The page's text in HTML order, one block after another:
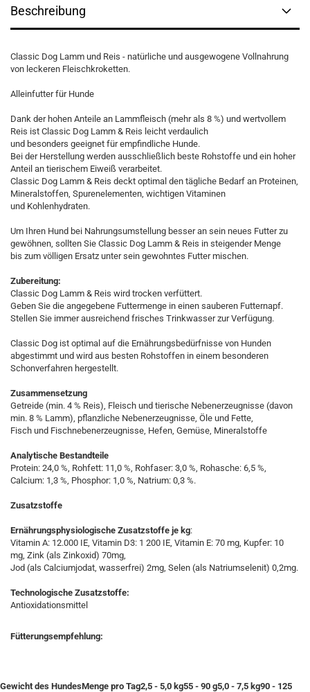
Beschreibung
Classic Dog Lamm und Reis - natürliche und ausgewogene Vollnahrung
von leckeren Fleischkroketten.
Alleinfutter für Hunde
Dank der hohen Anteile an Lammfleisch (mehr als 8 %) und wertvollem
Reis ist Classic Dog Lamm & Reis leicht verdaulich
und besonders geeignet für empfindliche Hunde.
Bei der Herstellung werden ausschließlich beste Rohstoffe und ein hoher
Anteil an tierischem Eiweiß verarbeitet.
Classic Dog Lamm & Reis deckt optimal den tägliche Bedarf an Proteinen,
Mineralstoffen, Spurenelementen, wichtigen Vitaminen
und Kohlenhydraten.
Um Ihren Hund bei Nahrungsumstellung besser an sein neues Futter zu
gewöhnen, sollten Sie Classic Dog Lamm & Reis in steigender Menge
bis zum völligen Ersatz unter sein gewohntes Futter mischen.
Zubereitung:
Classic Dog Lamm & Reis wird trocken verfüttert.
Geben Sie die angegebene Futtermenge in einen sauberen Futternapf.
Stellen Sie immer ausreichend frisches Trinkwasser zur Verfügung.
Classic Dog ist optimal auf die Ernährungsbedürfnisse von Hunden
abgestimmt und wird aus besten Rohstoffen in einem besonderen
Schonverfahren hergestellt.
Zusammensetzung
Getreide (min. 4 % Reis), Fleisch und tierische Nebenerzeugnisse (davon
min. 8 % Lamm), pflanzliche Nebenerzeugnisse, Öle und Fette,
Fisch und Fischnebenerzeugnisse, Hefen, Gemüse, Mineralstoffe
Analytische Bestandteile
Protein: 24,0 %, Rohfett: 11,0 %, Rohfaser: 3,0 %, Rohasche: 6,5 %,
Calcium: 1,3 %, Phosphor: 1,0 %, Natrium: 0,3 %.
Zusatzstoffe
Ernährungsphysiologische Zusatzstoffe je kg:
Vitamin A: 12.000 IE, Vitamin D3: 1 200 IE, Vitamin E: 70 mg, Kupfer: 10
mg, Zink (als Zinkoxid) 70mg,
Jod (als Calciumjodat, wasserfrei) 2mg, Selen (als Natriumselenit) 0,2mg.
Technologische Zusatzstoffe:
Antioxidationsmittel
Fütterungsempfehlung:
Gewicht des HundesMenge pro Tag2,5 - 5,0 kg55 - 90 g5,0 - 7,5 kg90 - 125